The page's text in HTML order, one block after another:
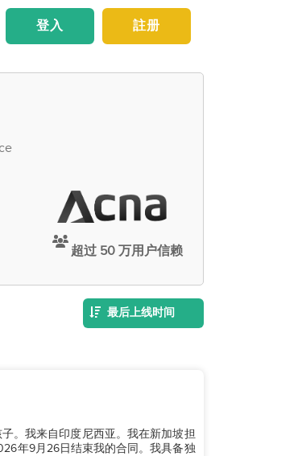
註册
登入
超过 50 万用户信赖
最后上线时间
。我来自印度尼西亚。我在新加坡担
年9月26日结束我的合同。我具备独